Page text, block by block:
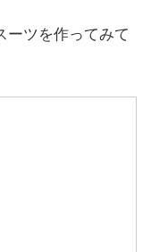
ーツを作ってみて